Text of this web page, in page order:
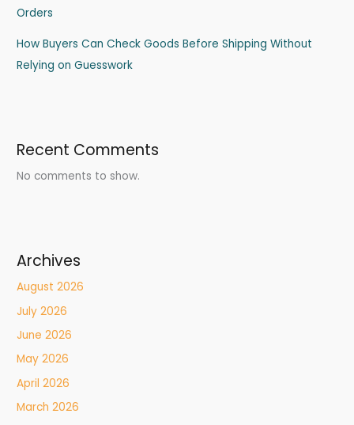
Orders
How Buyers Can Check Goods Before Shipping Without
Relying on Guesswork
Recent Comments
No comments to show.
Archives
August 2026
July 2026
June 2026
May 2026
April 2026
March 2026